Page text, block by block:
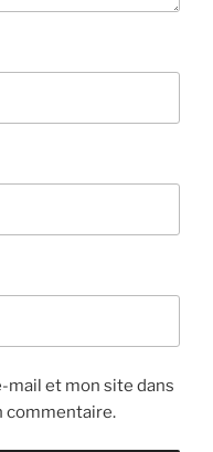
mail et mon site dans
commentaire.